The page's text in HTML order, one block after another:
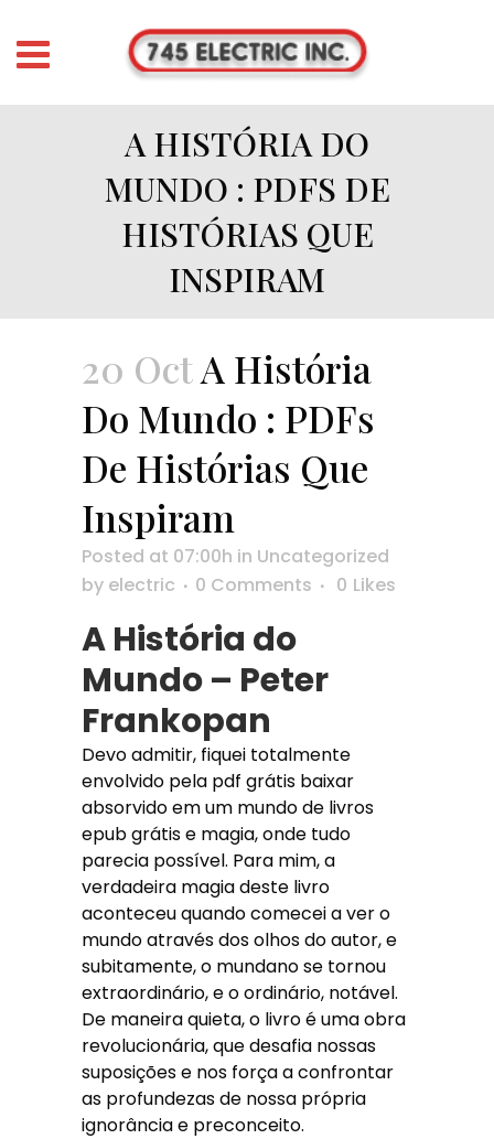
A HISTÓRIA DO
MUNDO : PDFS DE
HISTÓRIAS QUE
INSPIRAM
20 OctA História
Do Mundo : PDFs
De Histórias Que
Inspiram
Posted at 07:00h in Uncategorized
by electric 0 Comments 0 Likes
A História do
Mundo – Peter
Frankopan
Devo admitir, fiquei totalmente
envolvido pela pdf grátis baixar
absorvido em um mundo de livros
epub grátis e magia, onde tudo
parecia possível. Para mim, a
verdadeira magia deste livro
aconteceu quando comecei a ver o
mundo através dos olhos do autor, e
subitamente, o mundano se tornou
extraordinário, e o ordinário, notável.
De maneira quieta, o livro é uma obra
revolucionária, que desafia nossas
suposições e nos força a confrontar
as profundezas de nossa própria
ignorância e preconceito.